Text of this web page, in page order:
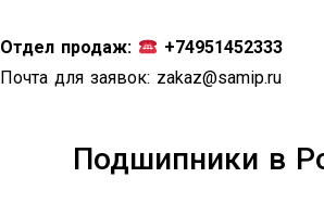
к
содержимому
Отдел продаж:
+74951452333
Почта для заявок: zakaz@samip.ru
Подшипники в